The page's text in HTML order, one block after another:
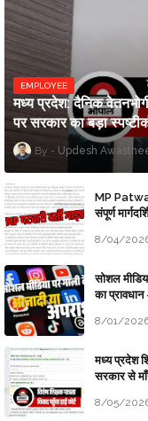
EMPLOYEE
मध्य प्रदेश: दैनिक
पर सरकार का बड़ा
Updesh
MP
संपूर्ण
8/04/
सोशल
का
8/01/
मध्य प्रदेश
सरकार से
8/05/